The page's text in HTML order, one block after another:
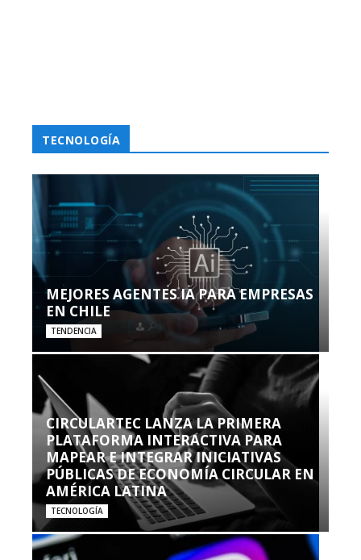
TECNOLOGÍA
MEJORES AGENTES IA PARA EMPRESAS
EN CHILE
TENDENCIA
CIRCULARTEC LANZA LA PRIMERA
PLATAFORMA INTERACTIVA PARA
MAPEAR E INTEGRAR INICIATIVAS
PÚBLICAS DE ECONOMÍA CIRCULAR EN
AMÉRICA LATINA
TECNOLOGÍA